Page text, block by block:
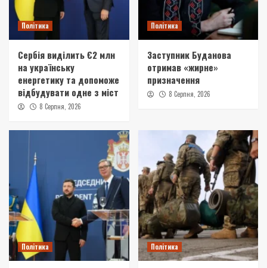
Політика
Сербія виділить €2 млн
на українську
енергетику та допоможе
відбудувати одне з міст
8 Серпня, 2026
Політика
Заступник Буданова
отримав «жирне»
призначення
8 Серпня, 2026
Політика Політика